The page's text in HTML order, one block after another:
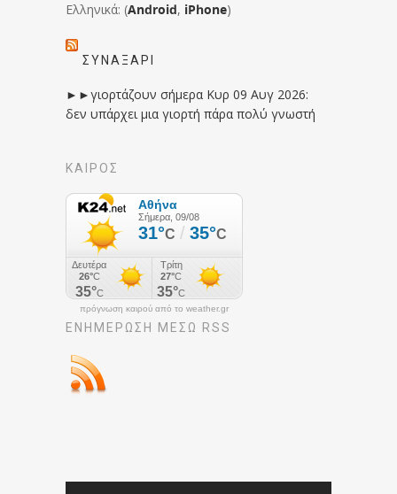
Ελληνικά: (Android, iPhone)
ΣΥΝΑΞΆΡΙ
►►γιορτάζουν σήμερα Κυρ 09 Αυγ 2026:
δεν υπάρχει μια γιορτή πάρα πολύ γνωστή
ΚΑΙΡΟΣ
πρόγνωση καιρού από το weather.gr
ΕΝΗΜΈΡΩΣΉ ΜΕΣΩ RSS